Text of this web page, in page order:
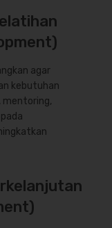
agar
kebutuhan
mentoring,